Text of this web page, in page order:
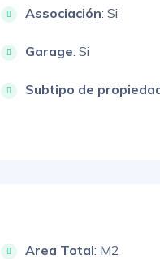
Associación: Si
Garage: Si
Subtipo de
Area Total: M2